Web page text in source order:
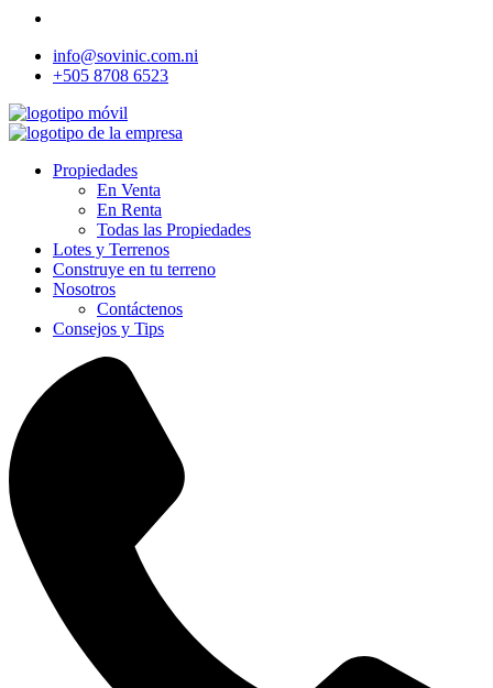
info@sovinic.com.ni
+505 8708 6523
Propiedades
En Venta
En Renta
Todas las Propiedades
Lotes y Terrenos
Construye en tu terreno
Nosotros
Contáctenos
Consejos y Tips